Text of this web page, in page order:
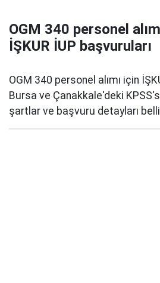
OGM 340 personel
İŞKUR İUP başvuruları
OGM 340 personel alımı için
Bursa ve Çanakkale'deki
şartlar ve başvuru detayları